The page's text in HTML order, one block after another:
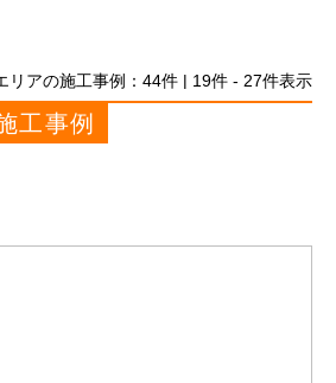
リアの施工事例： 44件 | 19件 - 27件表示
工事例